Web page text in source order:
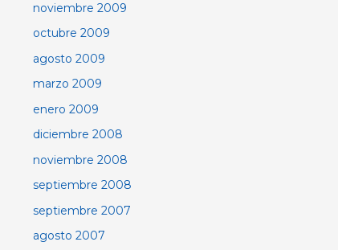
noviembre 2009
octubre 2009
agosto 2009
marzo 2009
enero 2009
diciembre 2008
noviembre 2008
septiembre 2008
septiembre 2007
agosto 2007